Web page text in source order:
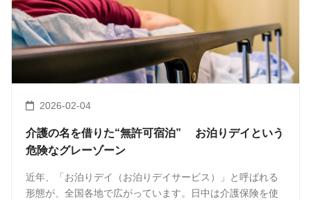
2026-02-04
介護の名を借りた“無許可宿泊” お泊りデイという
危険なグレーゾーン
近年、「お泊りデイ（お泊りデイサービス）」と呼ばれる
形態が、全国各地で広がっています。日中は介護保険を使